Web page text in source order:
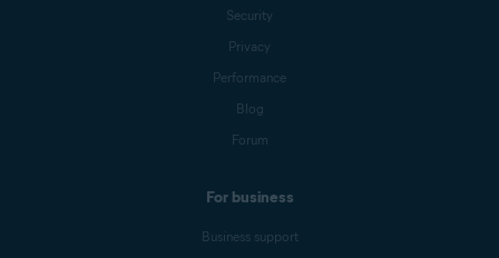
Security
Privacy
Performance
Blog
Forum
For business
Business support